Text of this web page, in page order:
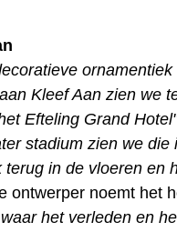
ornamentiek
Kleef Aan zien we
Efteling Grand Hotel"
stadium zien we die
terug in de vloeren en
ontwerper noemt het
het verleden en